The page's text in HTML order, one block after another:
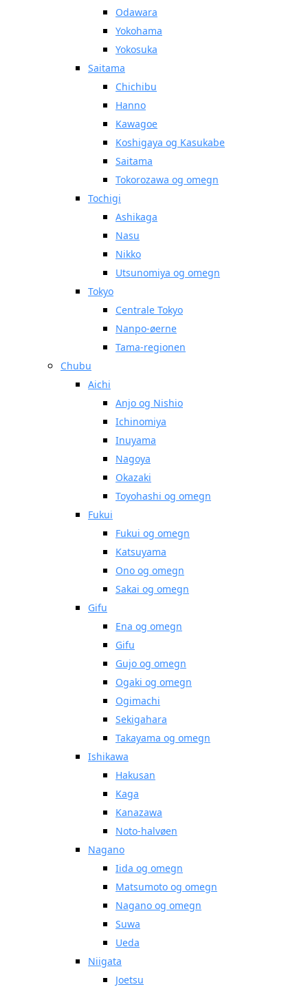
Odawara
Yokohama
Yokosuka
Saitama
Chichibu
Hanno
Kawagoe
Koshigaya og Kasukabe
Saitama
Tokorozawa og omegn
Tochigi
Ashikaga
Nasu
Nikko
Utsunomiya og omegn
Tokyo
Centrale Tokyo
Nanpo-øerne
Tama-regionen
Chubu
Aichi
Anjo og Nishio
Ichinomiya
Inuyama
Nagoya
Okazaki
Toyohashi og omegn
Fukui
Fukui og omegn
Katsuyama
Ono og omegn
Sakai og omegn
Gifu
Ena og omegn
Gifu
Gujo og omegn
Ogaki og omegn
Ogimachi
Sekigahara
Takayama og omegn
Ishikawa
Hakusan
Kaga
Kanazawa
Noto-halvøen
Nagano
Iida og omegn
Matsumoto og omegn
Nagano og omegn
Suwa
Ueda
Niigata
Joetsu